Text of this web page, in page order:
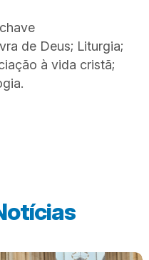
de Deus; Liturgia;
à vida cristã;